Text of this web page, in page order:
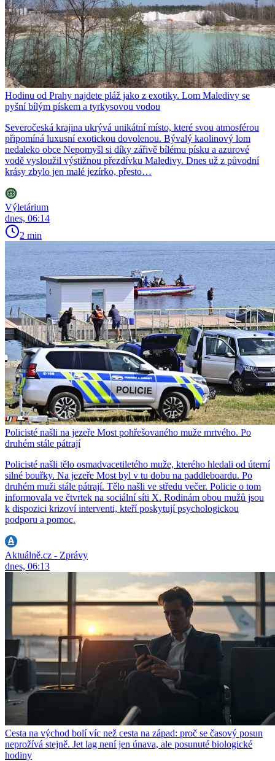
Hodinu od Prahy najdete pláž jako z exotiky. Lom Maledivy se
pyšní bílým pískem a tyrkysovou vodou
Severočeská krajina ukrývá unikátní místo, které svou atmosférou
připomíná luxusní exotickou dovolenou. Bývalý kaolinový lom
nedaleko obce Nepomyšl si díky zářivě bílému písku a azurové
vodě vysloužil výstižnou přezdívku Maledivy. Dnes už z původní
krásy zbylo jen malé jezírko, přesto…
Výletárium
dnes, 06:14
2 min
Policisté našli na jezeře Most pohřešovaného muže mrtvého. Po
druhém stále pátrají
Policisté našli tělo osmadvacetiletého muže, kterého hledali od úterní
silné bouřky. Na jezeře Most byl v tu dobu na paddleboardu. Po
druhém muži stále pátrají. Tělo našli ve středu večer. Policie o tom
informovala ve čtvrtek na sociální síti X. Rodinám obou mužů jsou
k dispozici krizoví interventi, kteří poskytují psychologickou
podporu a pomoc.
Aktuálně.cz - Zprávy
dnes, 06:13
Cesta na východ bolí víc než cesta na západ: proč se časový posun
neprožívá stejně. Jet lag není jen únava, ale posunuté biologické
hodiny